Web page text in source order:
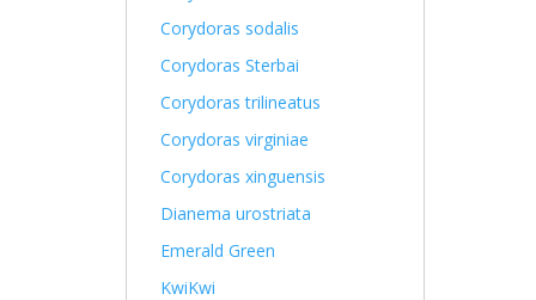
Corydoras sodalis
Corydoras Sterbai
Corydoras trilineatus
Corydoras virginiae
Corydoras xinguensis
Dianema urostriata
Emerald Green
KwiKwi